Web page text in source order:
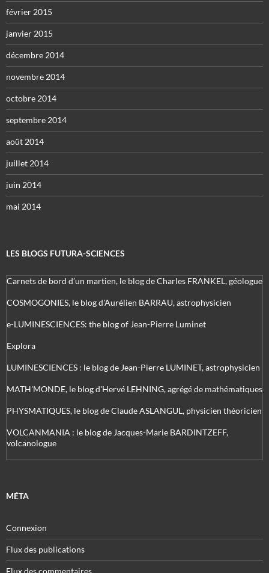
février 2015
janvier 2015
décembre 2014
novembre 2014
octobre 2014
septembre 2014
août 2014
juillet 2014
juin 2014
mai 2014
LES BLOGS FUTURA-SCIENCES
Carnets de bord d’un martien, le blog de Charles FRANKEL, géologue
COSMOGONIES, le blog d'Aurélien BARRAU, astrophysicien
e-LUMINESCIENCES: the blog of Jean-Pierre Luminet
Explora
LUMINESCIENCES : le blog de Jean-Pierre LUMINET, astrophysicien
MATH'MONDE, le blog d'Hervé LEHNING, agrégé de mathématiques
PHYSMATIQUES, le blog de Claude ASLANGUL, physicien théoricien
VOLCANMANIA : le blog de Jacques-Marie BARDINTZEFF,
volcanologue
MÉTA
Connexion
Flux des publications